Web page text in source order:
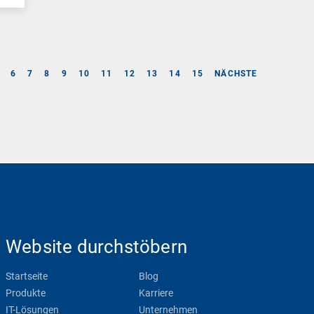
6 7 8 9 10 11 12 13 14 15 NÄCHSTE
Website durchstöbern
Startseite
Produkte
IT-Lösungen
Blog
Karriere
Unternehmen